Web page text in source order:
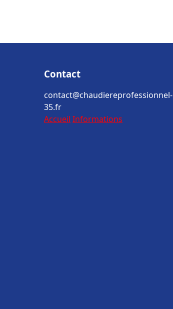
Contact
contact@chaudiereprofessionnel-
35.fr
Accueil Informations